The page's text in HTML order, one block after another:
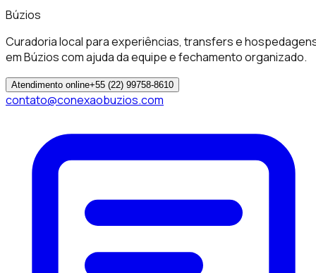
Búzios
Curadoria local para experiências, transfers e
em Búzios com ajuda da equipe e fechamento organizado.
Atendimento online+55 (22) 99758-8610
contato@conexaobuzios.com